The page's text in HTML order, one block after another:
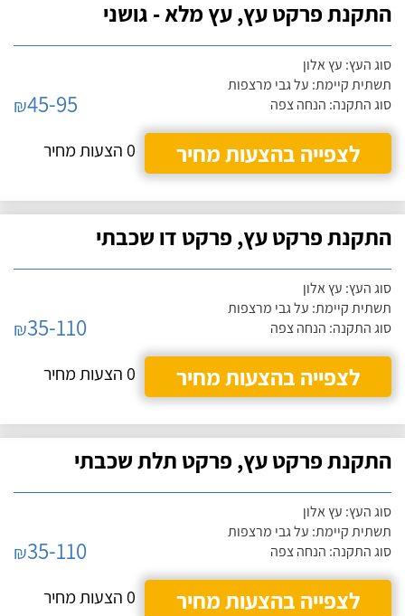
התקנת פרקט עץ, עץ מלא - גושני
סוג העץ: עץ אלון
תשתית קיימת: על גבי מרצפות
סוג התקנה: הנחה צפה
₪45-95
לצפייה בהצעות מחיר
0 הצעות מחיר
התקנת פרקט עץ, פרקט דו שכבתי
סוג העץ: עץ אלון
תשתית קיימת: על גבי מרצפות
סוג התקנה: הנחה צפה
₪35-110
לצפייה בהצעות מחיר
0 הצעות מחיר
התקנת פרקט עץ, פרקט תלת שכבתי
סוג העץ: עץ אלון
תשתית קיימת: על גבי מרצפות
סוג התקנה: הנחה צפה
₪35-110
לצפייה בהצעות מחיר
0 הצעות מחיר